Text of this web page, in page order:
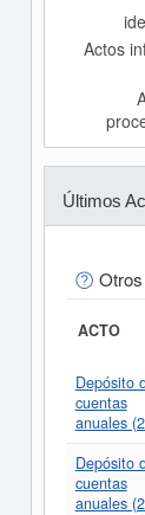
Actos
Últimos
ACTO
Depósito
cuentas
anuales
Depósito
cuentas
anuales